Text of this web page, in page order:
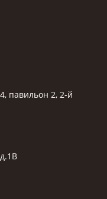
павильон 2, 2-й